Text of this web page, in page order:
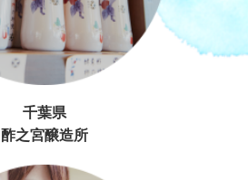
千葉県
酢之宮醸造所